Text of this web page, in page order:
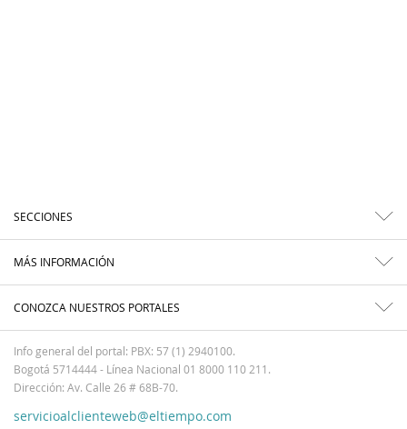
SECCIONES
MÁS INFORMACIÓN
CONOZCA NUESTROS PORTALES
Info general del portal: PBX: 57 (1) 2940100.
Bogotá 5714444 - Línea Nacional 01 8000 110 211.
Dirección: Av. Calle 26 # 68B-70.
servicioalclienteweb@eltiempo.com